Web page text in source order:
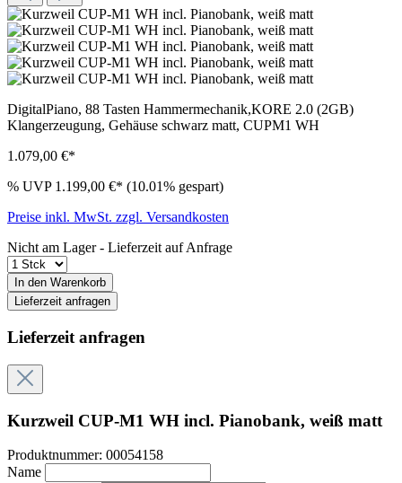
DigitalPiano, 88 Tasten Hammermechanik,KORE 2.0 (2GB)
Klangerzeugung, Gehäuse schwarz matt, CUPM1 WH
1.079,00 €*
% UVP 1.199,00 €* (10.01% gespart)
Preise inkl. MwSt. zzgl. Versandkosten
Nicht am Lager - Lieferzeit auf Anfrage
In den Warenkorb
Lieferzeit anfragen
Lieferzeit anfragen
Kurzweil CUP-M1 WH incl. Pianobank, weiß matt
Produktnummer: 00054158
Name